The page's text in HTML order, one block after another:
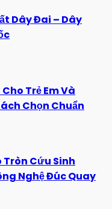
Dây Đai – Dây
Trẻ Em Và
Chọn Chuẩn
Tròn Cứu Sinh
Nghệ Đúc Quay